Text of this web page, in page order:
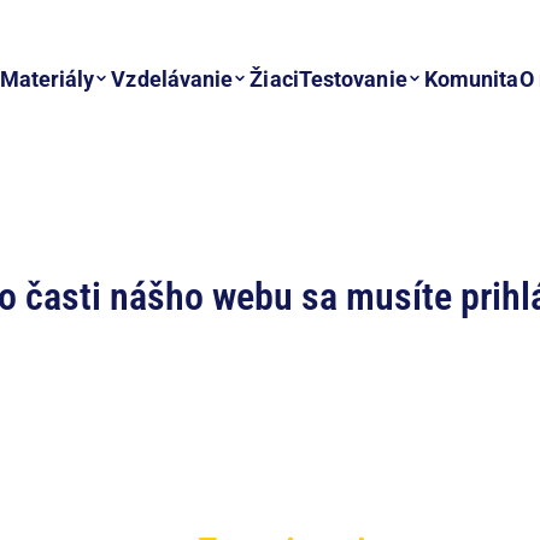
Materiály Vzdelávanie ŽiaciTestovanie KomunitaO
časti nášho webu sa musíte